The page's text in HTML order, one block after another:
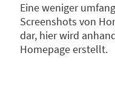
Eine weniger
Screenshots von
dar, hier wird
Homepage erstellt.